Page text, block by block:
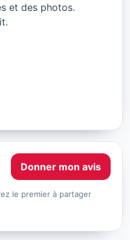
et des photos.
Donner mon avis
le premier à partager